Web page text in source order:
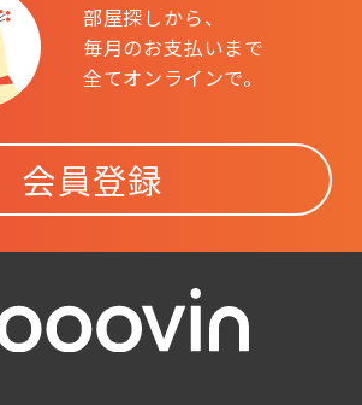
部屋探しから、
毎月のお支払いまで
全てオンラインで。
会員登録